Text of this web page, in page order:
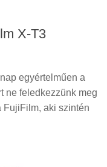
X-T3
egyértelműen a
ne feledkezzünk meg
FujiFilm, aki szintén